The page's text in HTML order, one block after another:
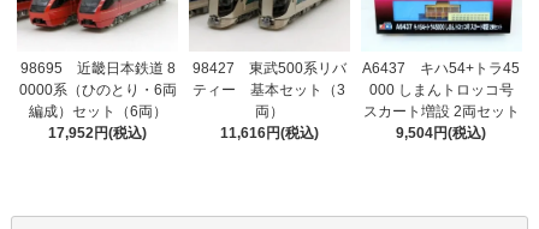
98695 近畿日本鉄道 8
0000系（ひのとり・6両
編成）セット（6両）
17,952円(税込)
98427 東武500系リバ
ティー 基本セット（3
両）
11,616円(税込)
A6437 キハ54+トラ45
000 しまんトロッコ号
スカート増設 2両セット
9,504円(税込)